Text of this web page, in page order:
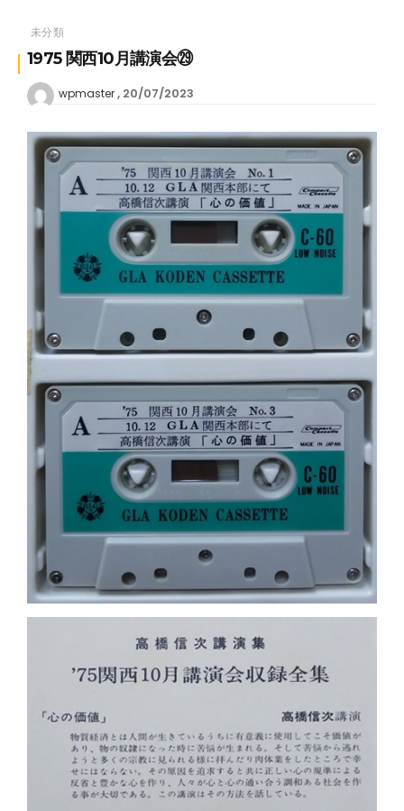
未分類
1975 関西10月講演会㉙
wpmaster 20/07/2023